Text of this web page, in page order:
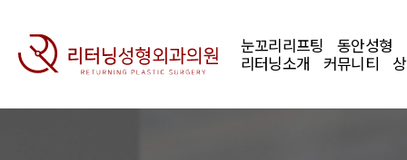
눈꼬리리프팅 동안성형
리터닝소개
커뮤니티